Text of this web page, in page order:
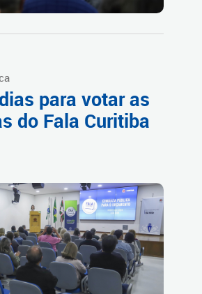
para votar as
do Fala Curitiba